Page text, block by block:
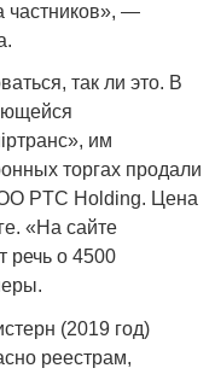
частников», —
так ли это. В
им
торгах продали
PTC Holding. Цена
«На сайте
речь о 4500
(2019 год)
реестрам,